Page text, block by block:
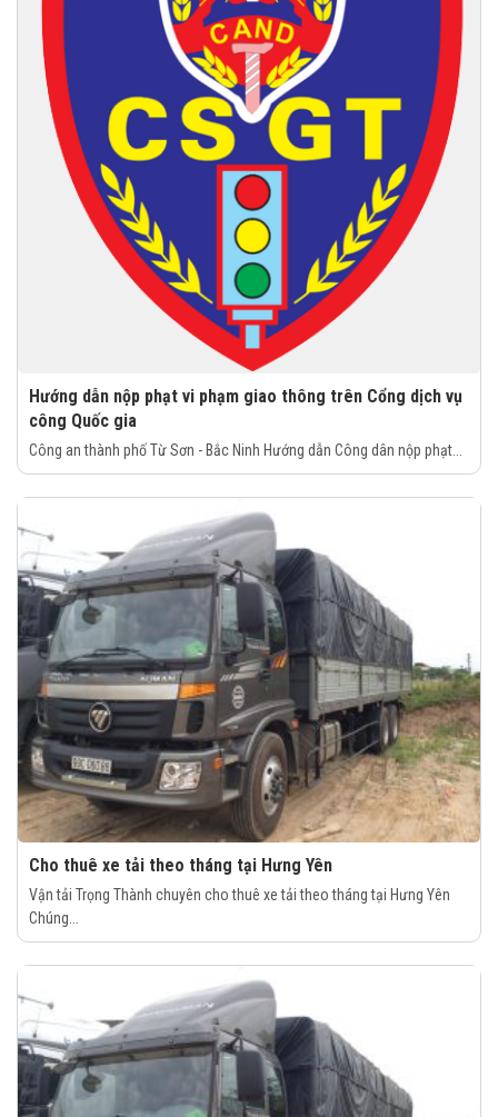
Hướng dẫn nộp phạt vi phạm giao thông trên Cổng dịch vụ
công Quốc gia
Công an thành phố Từ Sơn - Bắc Ninh Hướng dẫn Công dân nộp phạt...
Cho thuê xe tải theo tháng tại Hưng Yên
Vận tải Trọng Thành chuyên cho thuê xe tải theo tháng tại Hưng Yên
Chúng...